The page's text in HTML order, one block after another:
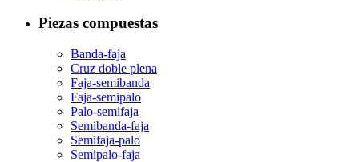
Piezas compuestas
Banda-faja
Cruz doble plena
Faja-semibanda
Faja-semipalo
Palo-semifaja
Semibanda-faja
Semifaja-palo
Semipalo-faja